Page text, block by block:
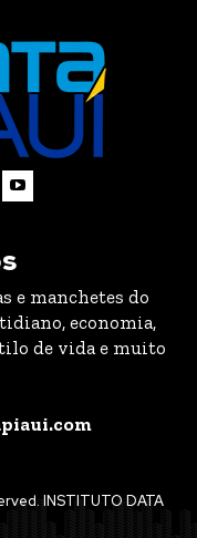
e manchetes do
economia,
de vida e muito
INSTITUTO DATA